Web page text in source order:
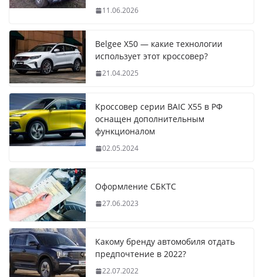
11.06.2026
Belgee X50 — какие технологии
использует этот кроссовер?
21.04.2025
Кроссовер серии BAIC X55 в РФ
оснащен дополнительным
функционалом
02.05.2024
Оформление СБКТС
27.06.2023
Какому бренду автомобиля отдать
предпочтение в 2022?
22.07.2022